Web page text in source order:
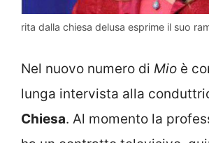
rita dalla chiesa delusa esprime il suo
Nel nuovo numero di Mio è
lunga intervista alla
Chiesa. Al momento la